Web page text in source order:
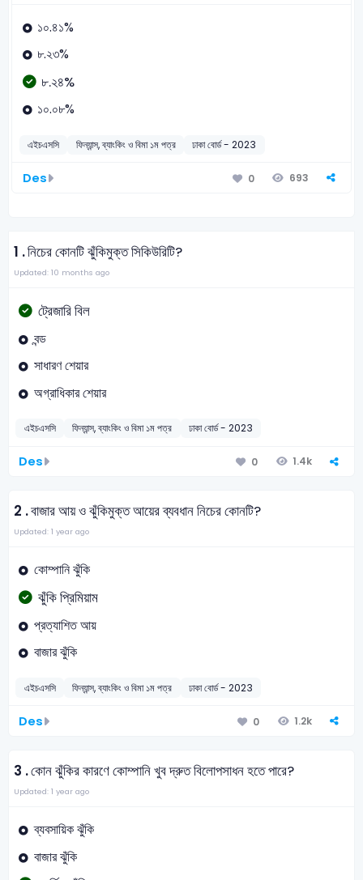
১০.৪১%
৮.২৩%
৮.২৪%
১০.০৮%
এইচএসসি ফিন্যান্স, ব্যাংকিং ও বিমা ১ম পত্র ঢাকা বোর্ড - 2023
Des 0 693
1 .নিচের কোনটি ঝুঁকিমুক্ত সিকিউরিটি?
Updated: 10 months ago
ট্রেজারি বিল
বন্ড
সাধারণ শেয়ার
অগ্রাধিকার শেয়ার
এইচএসসি ফিন্যান্স, ব্যাংকিং ও বিমা ১ম পত্র ঢাকা বোর্ড - 2023
Des 0 1.4k
2 .বাজার আয় ও ঝুঁকিমুক্ত আয়ের ব্যবধান নিচের কোনটি?
Updated: 1 year ago
কোম্পানি ঝুঁকি
ঝুঁকি প্রিমিয়াম
প্রত্যাশিত আয়
বাজার ঝুঁকি
এইচএসসি ফিন্যান্স, ব্যাংকিং ও বিমা ১ম পত্র ঢাকা বোর্ড - 2023
Des 0 1.2k
3 .কোন ঝুঁকির কারণে কোম্পানি খুব দ্রুত বিলোপসাধন হতে পারে?
Updated: 1 year ago
ব্যবসায়িক ঝুঁকি
বাজার ঝুঁকি